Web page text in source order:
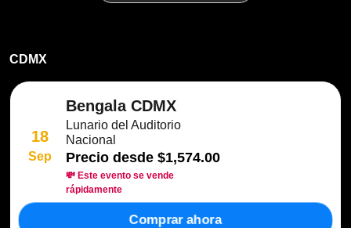
CDMX
18
Sep
Bengala CDMX
Lunario del Auditorio
Nacional
Precio desde$1,574.00
💸 Este evento se vende
rápidamente
Comprar ahora